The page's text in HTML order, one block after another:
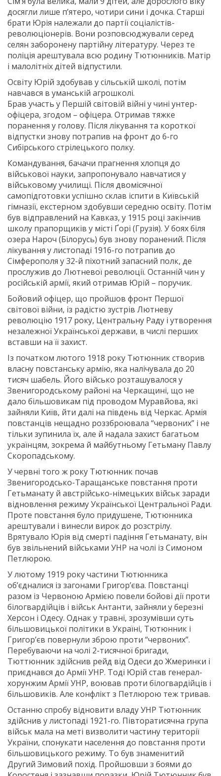
досягли лише п’ятеро, чотири сини і дочка. Старші
брати Юрія належали до партії соціалістів-
революціонерів. Вони розповсюджували серед
селян заборонену партійну літературу. Через те
поліція арештувала всю родину Тютюнників. Матір
і малолітніх дітей відпустили.
Освіту Юрій здобував у сільській школі, потім
навчався в уманській агрошколі.
Брав участь у Першій світовій війні у чині унтер-
офіцера, згодом – офіцера. Отримав тяжке
поранення у голову. Після лікування та короткої
відпустки знову потрапив на фронт до 6-го
Сибірського стрілецького полку.
Командування, бачачи прагнення хлопця до
військової науки, запропонувало навчатися у
військовому училищі. Після двомісячної
самопідготовки успішно склав іспити в Київській
гімназії, екстерном здобувши середню освіту. Потім
був відправлений на Кавказ, у 1915 році закінчив
школу прапорщиків у місті Ґорі (Грузія). У боях біля
озера Нароч (Білорусь) був знову поранений. Після
лікування у листопаді 1916-го потрапив до
Сімферополя у 32-й піхотний запасний полк, де
прослужив до Лютневої революції. Останній чин у
російській армії, який отримав Юрій – поручик.
Бойовий офіцер, що пройшов фронт Першої
світової війни, із радістю зустрів Лютневу
революцію 1917 року, Центральну Раду і утворення
незалежної Української держави, в числі перших
вставши на її захист.
Із початком лютого 1918 року Тютюнник створив
власну повстанську армію, яка налічувала до 20
тисяч шабель. Його військо розташувалося у
Звенигородському районі на Черкащині, що не
дало більшовикам під проводом Муравйова, які
зайняли Київ, йти далі на південь від Черкас. Армія
повстанців нещадно роззброювала “червоних” і не
тільки зупинила їх, але й надала захист багатьом
українцям, зокрема й майбутньому Гетьману Павлу
Скоропадському.
У червні того ж року Тютюнник почав
Звенигородсько-Таращанське повстання проти
Гетьманату й австрійсько-німецьких військ заради
відновлення режиму Української Центральної Ради.
Проте повстання було придушене, Тютюнника
арештували і винесли вирок до розстрілу.
Врятувало Юрія від смерті падіння Гетьманату, він
був звільнений військами УНР на чолі із Симоном
Петлюрою.
У лютому 1919 року частини Тютюнника
об’єдналися із загонами Григор’єва. Повстанці
разом із Червоною Армією повели бойові дії проти
білогвардійців і військ Антанти, зайняли у березні
Херсон і Одесу. Однак у травні, зрозумівши суть
більшовицької політики в Україні, Тютюнник і
Григор’єв повернули зброю проти “червоних”.
Перебуваючи на чолі 2-тисячної бригади,
Тюттюнник здійснив рейд від Одеси до Жмеринки і
приєднався до Армії УНР. Тоді Юрій став генерал-
хорунжим Армії УНР, воював проти білогвардійців і
більшовиків. Але конфлікт з Петлюрою теж тривав.
Останню спробу відновити владу УНР Тютюнник
здійснив у листопаді 1921-го. Півторатисячна група
військ мала на меті визволити частину території
України, спонукати населення до повстання проти
більшовицького режиму. То був знаменитий
Другий Зимовий похід. Пройшовши з боями до